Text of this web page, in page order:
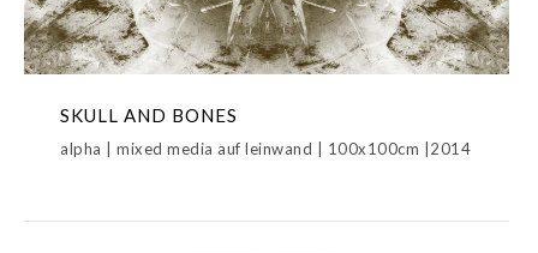
SKULL AND BONES
alpha | mixed media auf leinwand | 100x100cm |2014